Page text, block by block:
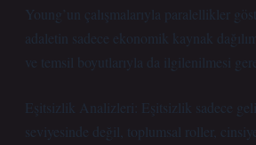
Young’un çalışmalarıyla paralellikler
adaletin sadece ekonomik kaynak
ve temsil boyutlarıyla da ilgilenilmesi
Eşitsizlik Analizleri: Eşitsizlik sadece
seviyesinde değil, toplumsal roller,